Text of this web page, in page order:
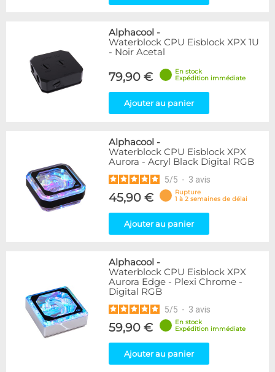
Alphacool -
Waterblock CPU Eisblock XPX 1U
- Noir Acetal
79,90 €
En stock
Expédition immédiate
Ajouter au panier
Alphacool -
Waterblock CPU Eisblock XPX
Aurora - Acryl Black Digital RGB
5/5 - 3 avis
45,90 €
Rupture
1 à 2 semaines de délai
Ajouter au panier
Alphacool -
Waterblock CPU Eisblock XPX
Aurora Edge - Plexi Chrome -
Digital RGB
5/5 - 3 avis
59,90 €
En stock
Expédition immédiate
Ajouter au panier